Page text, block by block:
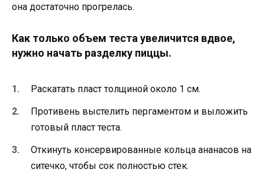
она достаточно прогрелась.
Как только объем теста увеличится вдвое,
нужно начать разделку пиццы.
Раскатать пласт толщиной около 1 см.
Противень выстелить пергаментом и выложить
готовый пласт теста.
Откинуть консервированные кольца ананасов на
ситечко, чтобы сок полностью стек.